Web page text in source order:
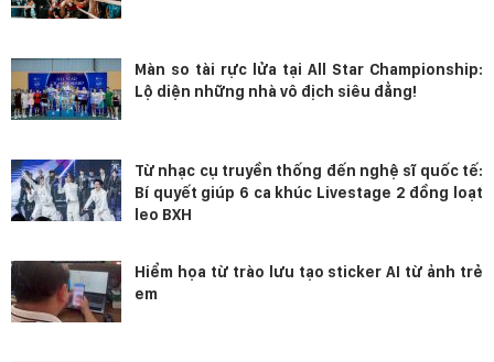
Màn so tài rực lửa tại All Star Championship:
Lộ diện những nhà vô địch siêu đẳng!
Từ nhạc cụ truyền thống đến nghệ sĩ quốc tế:
Bí quyết giúp 6 ca khúc Livestage 2 đồng loạt
leo BXH
Hiểm họa từ trào lưu tạo sticker AI từ ảnh trẻ
em